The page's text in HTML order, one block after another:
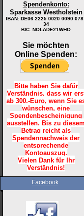
Spendenkonto:
Sparkasse Westholstein
IBAN: DE06 2225 0020 0090
34
BIC: NOLADE21WHO
Sie möchten
Online Spenden:
Bitte haben Sie dafür
Verständnis, dass wir
ab 300.-Euro, wenn Sie
wünschen, eine
Spendenbescheinigung
ausstellen. Bis zu diesem
Betrag reicht als
Spendennachweis der
entsprechende
Kontoauszug.
Vielen Dank für Ihr
Verständnis!
Facebook